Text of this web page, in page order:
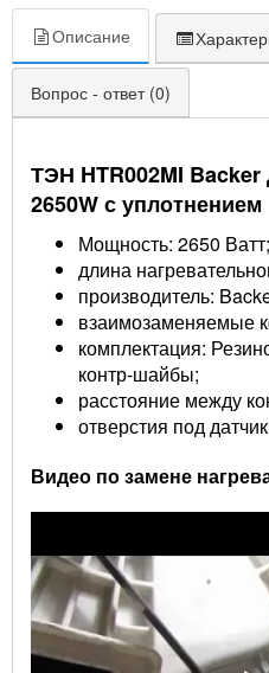
Описание
Вопрос - ответ (0)
ТЭН HTR002MI
2650W с уплотнением
Мощность: 2650 Ватт;
длина
производитель:
взаимозаменяемые
комплектация:
контр-шайбы;
расстояние между
отверстия под
Видео по замене